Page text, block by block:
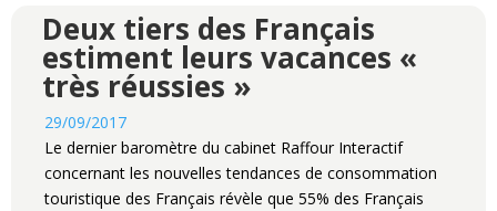
Deux tiers des Français
estiment leurs vacances «
très réussies »
29/09/2017
Le dernier baromètre du cabinet Raffour Interactif
concernant les nouvelles tendances de consommation
touristique des Français révèle que 55% des Français